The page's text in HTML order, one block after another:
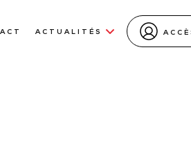
ACTUALITÉS